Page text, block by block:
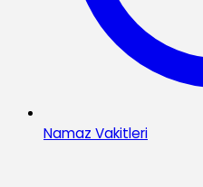
Namaz Vakitleri